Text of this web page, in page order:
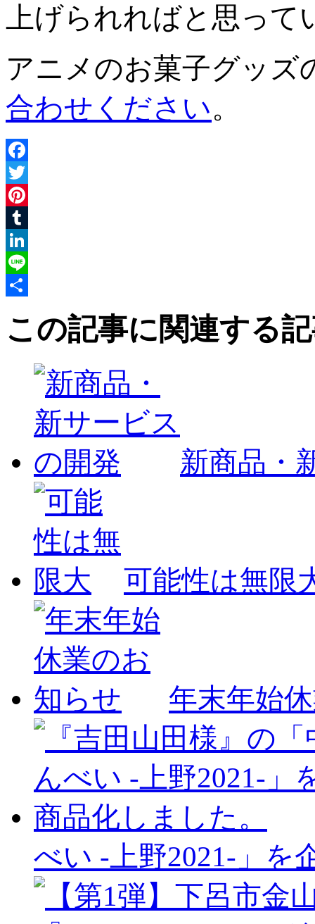
上げられればと思って
アニメのお菓子グッズ
合わせください。
Facebook
Twitter
Pinterest
Tumblr
LinkedIn
Line
この記事に関連する
新商品・
可能性は無限
年末年始
べい -上野2021-」を